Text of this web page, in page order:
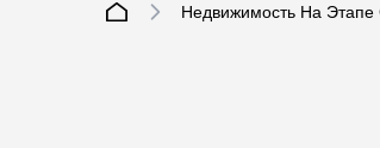
Недвижимость На Этапе